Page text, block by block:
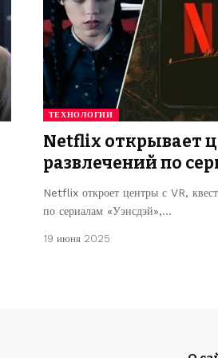
ТЕХНОЛОГИИ
Netflix открывает
развлечений по
Netflix откроет центры с VR,
по сериалам «Уэнсдэй»,…
19 июня 2025